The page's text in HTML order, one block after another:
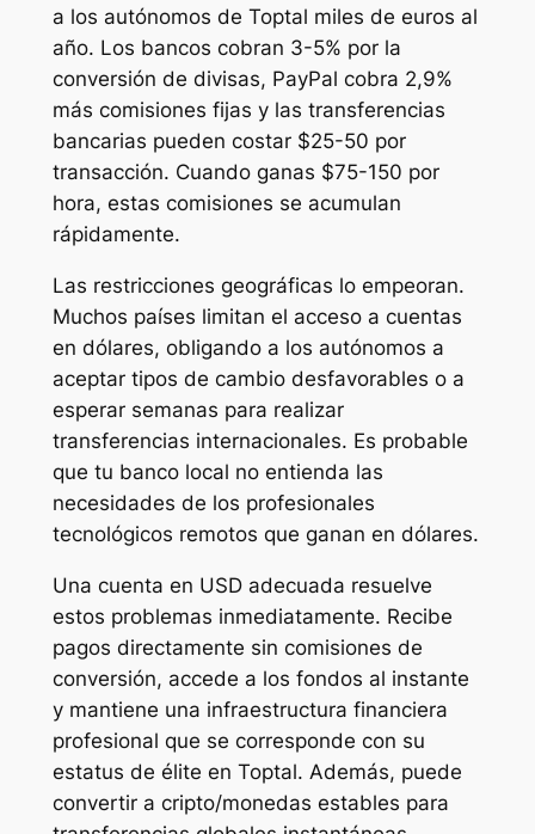
a los autónomos de Toptal miles de euros al
año. Los bancos cobran 3-5% por la
conversión de divisas, PayPal cobra 2,9%
más comisiones fijas y las transferencias
bancarias pueden costar $25-50 por
transacción. Cuando ganas $75-150 por
hora, estas comisiones se acumulan
rápidamente.
Las restricciones geográficas lo empeoran.
Muchos países limitan el acceso a cuentas
en dólares, obligando a los autónomos a
aceptar tipos de cambio desfavorables o a
esperar semanas para realizar
transferencias internacionales. Es probable
que tu banco local no entienda las
necesidades de los profesionales
tecnológicos remotos que ganan en dólares.
Una cuenta en USD adecuada resuelve
estos problemas inmediatamente. Recibe
pagos directamente sin comisiones de
conversión, accede a los fondos al instante
y mantiene una infraestructura financiera
profesional que se corresponde con su
estatus de élite en Toptal. Además, puede
convertir a cripto/monedas estables para